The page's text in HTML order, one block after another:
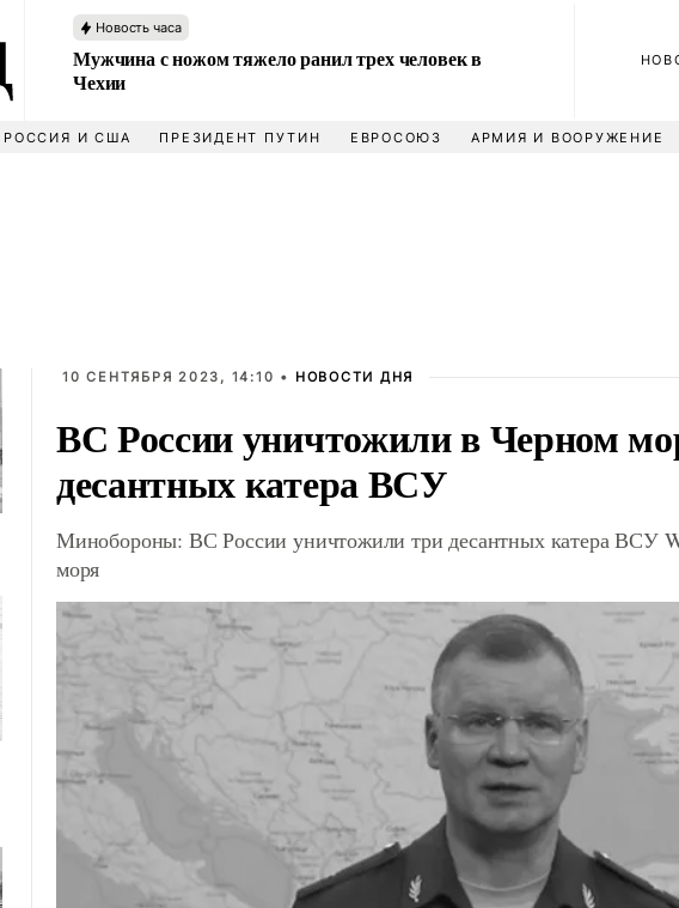
Новость часа
Мужчина с ножом тяжело ранил трех человек в
Чехии
РОССИЯ И США ПРЕЗИДЕНТ ПУТИН ЕВРОСОЮЗ АРМИЯ И ВООРУЖЕНИЕ
10 СЕНТЯБРЯ 2023, 14:10 • НОВОСТИ ДНЯ
ВС России уничтожили в Черном
десантных катера ВСУ
Минобороны: ВС России уничтожили три десантных катера ВСУ
моря